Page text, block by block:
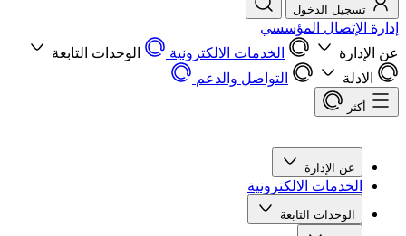
تسجيل الدخول
إدارة الإتصال المؤسسي
عن الإدارة
الخدمات الالكترونية
الوحدات التابعة
الادلة
التواصل والدعم
أكثر
عن الإدارة
الخدمات الالكترونية
الوحدات التابعة